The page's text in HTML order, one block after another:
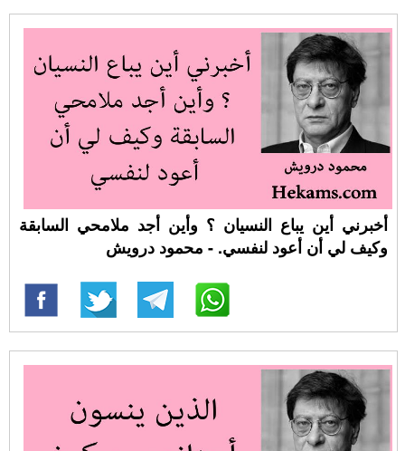
أخبرني أين يباع النسيان ؟ وأين أجد ملامحي السابقة
وكيف لي أن أعود لنفسي. - محمود درويش